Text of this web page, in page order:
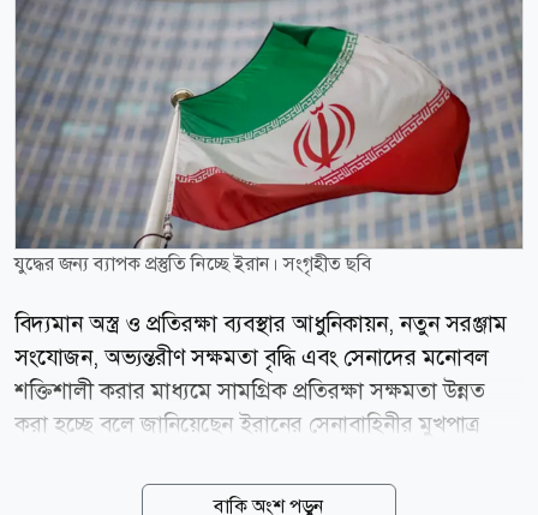
যুদ্ধের জন্য ব্যাপক প্রস্তুতি নিচ্ছে ইরান। সংগৃহীত ছবি
বিদ্যমান অস্ত্র ও প্রতিরক্ষা ব্যবস্থার আধুনিকায়ন, নতুন সরঞ্জাম
সংযোজন, অভ্যন্তরীণ সক্ষমতা বৃদ্ধি এবং সেনাদের মনোবল
শক্তিশালী করার মাধ্যমে সামগ্রিক প্রতিরক্ষা সক্ষমতা উন্নত
করা হচ্ছে বলে জানিয়েছেন ইরানের সেনাবাহিনীর মুখপাত্র
দিয়েযুদ্ধের জন্য ব্যাপক প্রস্তুতি নিচ্ছে দেশটি। ইরানের একটি
বাকি অংশ পড়ুন